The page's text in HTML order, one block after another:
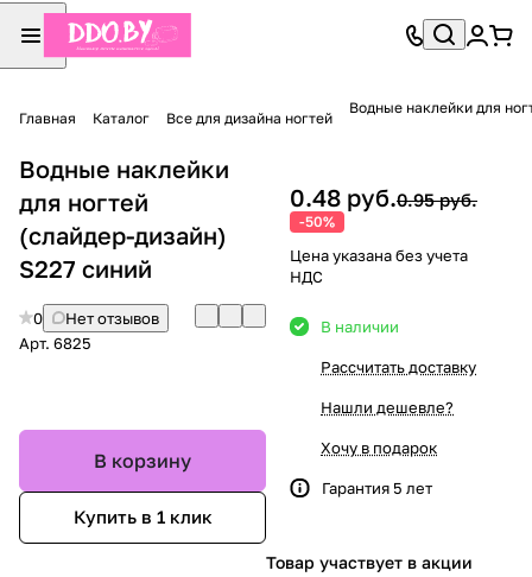
Главная Каталог Все для дизайна ногтей
Водные наклейки для
Водные наклейки
для ногтей
(слайдер-дизайн)
S227 синий
0
Нет отзывов
Арт. 6825
В корзину
Купить в 1 клик
0.48 руб.0.95 руб.
-50%
Цена указана без учета
НДС
В наличии
Рассчитать доставку
Нашли дешевле?
Хочу в подарок
Гарантия 5 лет
Товар участвует в акции